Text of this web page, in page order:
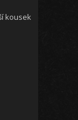
kousek